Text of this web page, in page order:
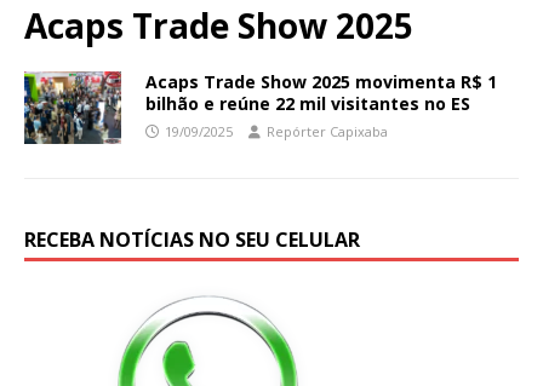
Acaps Trade Show 2025
Acaps Trade Show 2025 movimenta R$ 1
bilhão e reúne 22 mil visitantes no ES
19/09/2025 Repórter Capixaba
RECEBA NOTÍCIAS NO SEU CELULAR